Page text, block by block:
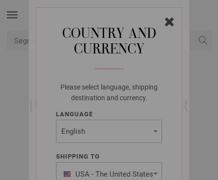
COUNTRY AND
CURRENCY
Please select language, shipping
destination and currency.
LANGUAGE
SHIPPING TO
USA - The United States
LANA GROSSA
PANDEBÅND SUMMER
CASHMERE
INFANTI EDITION No. 6 | Model 2